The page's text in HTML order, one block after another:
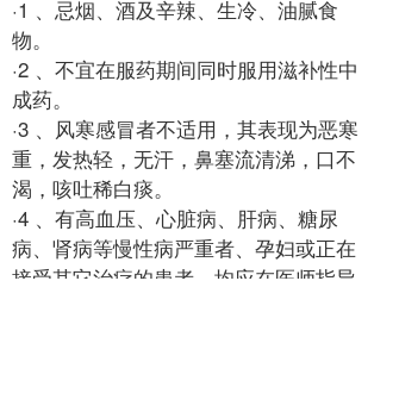
·1 、忌烟、酒及辛辣、生冷、油腻食
物。
·2 、不宜在服药期间同时服用滋补性中
成药。
·3 、风寒感冒者不适用，其表现为恶寒
重，发热轻，无汗，鼻塞流清涕，口不
渴，咳吐稀白痰。
·4 、有高血压、心脏病、肝病、糖尿
病、肾病等慢性病严重者、孕妇或正在
接受其它治疗的患者，均应在医师指导